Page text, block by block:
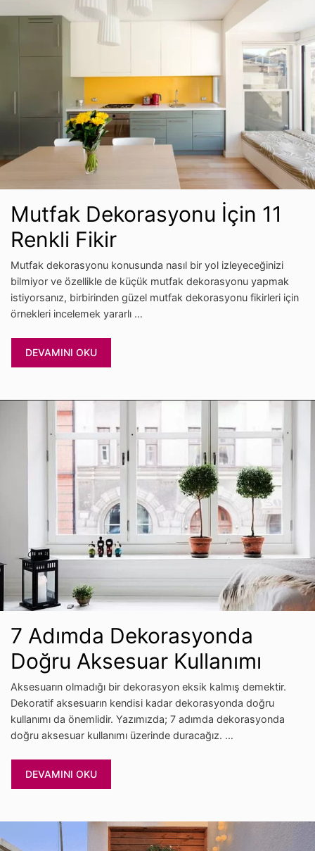
Mutfak Dekorasyonu İçin 11
Renkli Fikir
Mutfak dekorasyonu konusunda nasıl bir yol izleyeceğinizi
bilmiyor ve özellikle de küçük mutfak dekorasyonu yapmak
istiyorsanız, birbirinden güzel mutfak dekorasyonu fikirleri için
örnekleri incelemek yararlı …
DEVAMINI OKU
7 Adımda Dekorasyonda
Doğru Aksesuar Kullanımı
Aksesuarın olmadığı bir dekorasyon eksik kalmış demektir.
Dekoratif aksesuarın kendisi kadar dekorasyonda doğru
kullanımı da önemlidir. Yazımızda; 7 adımda dekorasyonda
doğru aksesuar kullanımı üzerinde duracağız. …
DEVAMINI OKU